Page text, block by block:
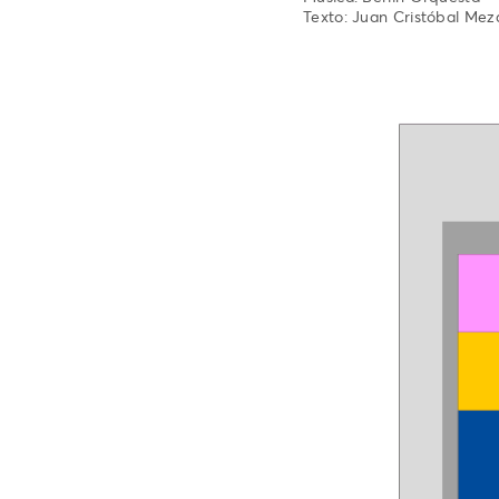
Texto: Juan Cristóbal